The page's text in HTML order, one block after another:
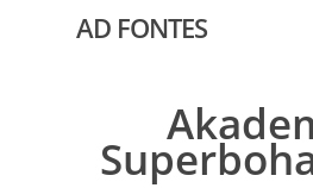
AD FONTES